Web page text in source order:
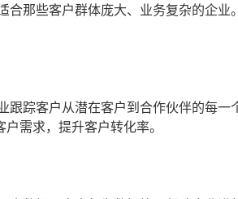
那些客户群体庞大、业务复杂的企业
踪客户从潜在客户到合作伙伴的每一
需求，提升客户转化率。